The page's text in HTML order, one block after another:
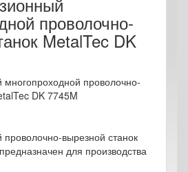
проволочно-
MetalTec DK
многопроходной проволочно-
DK 7745M
вырезной станок
для производства